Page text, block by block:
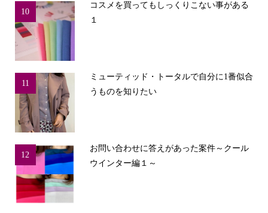
10
コスメを買ってもしっくりこない事がある
１
11
ミューティッド・トータルで自分に1番似合
うものを知りたい
12
お問い合わせに答えがあった案件～クール
ウインター編１～